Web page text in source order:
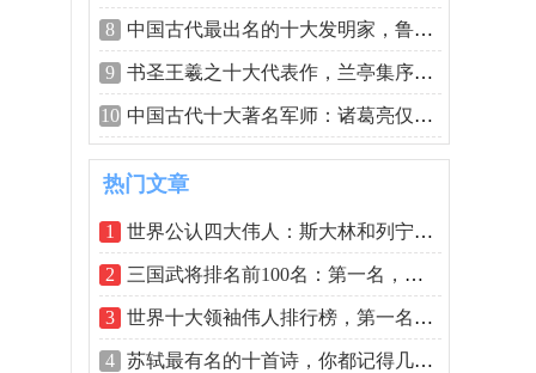
8 中国古代最出名的十大发明家，鲁班、蔡
9 书圣王羲之十大代表作，兰亭集序稳居第
10 中国古代十大著名军师：诸葛亮仅第三，
热门文章
1 世界公认四大伟人：斯大林和列宁均上榜
2 三国武将排名前100名：第一名，非吕布莫
3 世界十大领袖伟人排行榜，第一名当之无
4 苏轼最有名的十首诗，你都记得几首？